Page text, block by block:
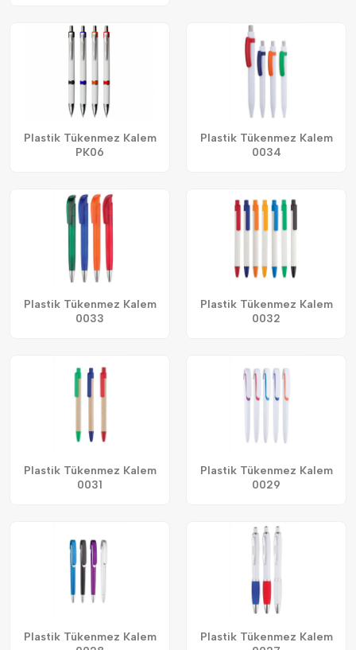
Plastik Tükenmez Kalem
PK06
Plastik Tükenmez Kalem
0034
Plastik Tükenmez Kalem
0033
Plastik Tükenmez Kalem
0032
Plastik Tükenmez Kalem
0031
Plastik Tükenmez Kalem
0029
Plastik Tükenmez Kalem
Plastik Tükenmez Kalem